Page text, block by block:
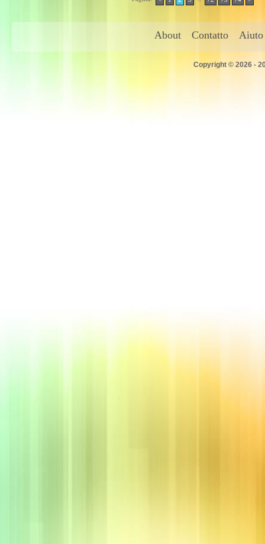
About Contatto Aiuto
Copyright © 2026 -